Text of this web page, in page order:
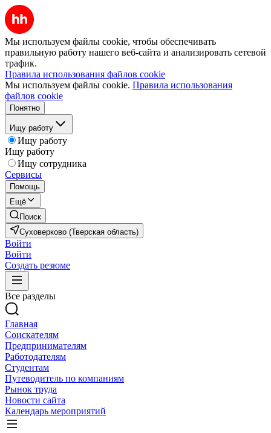
Мы используем файлы cookie, чтобы обеспечивать
правильную работу нашего веб-сайта и анализировать сетевой
трафик.
Правила использования файлов cookie
Мы используем файлы cookie. Правила использования
файлов cookie
Понятно
Ищу работу
Ищу работу
Ищу работу
Ищу сотрудника
Сервисы
Помощь
Ещё
Поиск
Суховерково (Тверская область)
Войти
Войти
Создать резюме
Все разделы
Главная
Соискателям
Предпринимателям
Работодателям
Студентам
Путеводитель по компаниям
Рынок труда
Новости сайта
Календарь мероприятий